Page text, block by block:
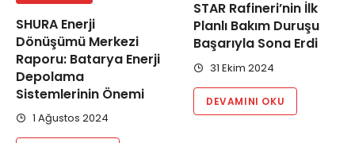
SHURA Enerji
Dönüşümü Merkezi
Raporu: Batarya Enerji
Depolama
Sistemlerinin Önemi
1 Ağustos 2024
STAR Rafineri’nin İlk
Planlı Bakım Duruşu
Başarıyla Sona Erdi
31 Ekim 2024
DEVAMINI OKU